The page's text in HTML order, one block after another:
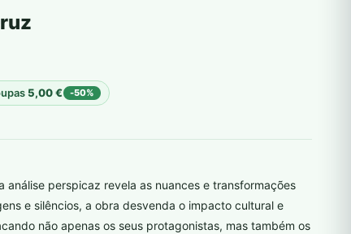
5,00€ -50%
perspicaz revela as nuances e transformações
e silêncios, a obra desvenda o impacto cultural e
não apenas os seus protagonistas, mas também os